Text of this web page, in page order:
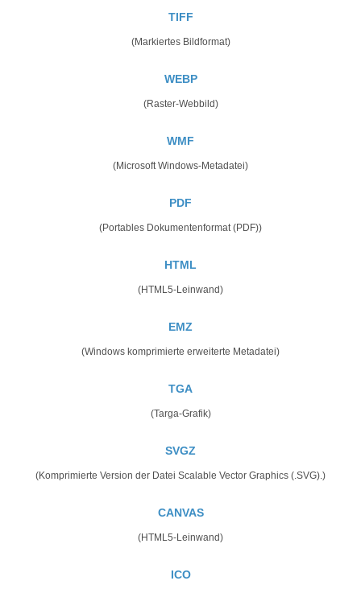
TIFF
(Markiertes Bildformat)
WEBP
(Raster-Webbild)
WMF
(Microsoft Windows-Metadatei)
PDF
(Portables Dokumentenformat (PDF))
HTML
(HTML5-Leinwand)
EMZ
(Windows komprimierte erweiterte Metadatei)
TGA
(Targa-Grafik)
SVGZ
(Komprimierte Version der Datei Scalable Vector Graphics (.SVG).)
CANVAS
(HTML5-Leinwand)
ICO